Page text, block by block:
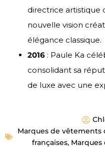
directrice artistique
nouvelle vision
élégance classique.
2016 : Paule Ka
consolidant sa
de luxe avec une
Marques de vêtements
françaises,